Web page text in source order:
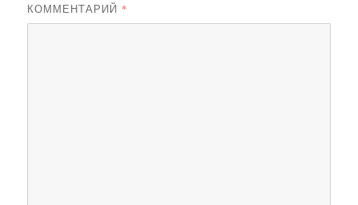
КОММЕНТАРИЙ *